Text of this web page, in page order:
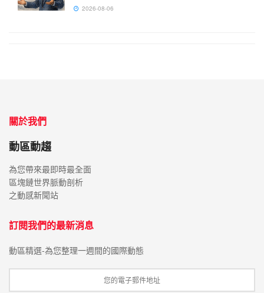
2026-08-06
關於我們
動區動趨
為您帶來最即時最全面
區塊鏈世界脈動剖析
之動感新聞站
訂閱我們的最新消息
動區精選-為您整理一週間的國際動態